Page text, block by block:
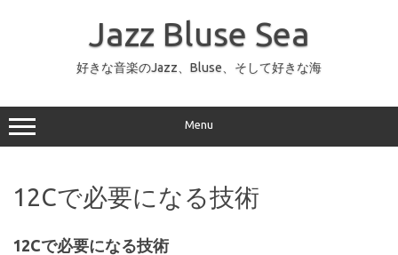
ッ
プ
Jazz Bluse Sea
好きな音楽のJazz、Bluse、そして好きな海
Menu
12Cで必要になる技術
12Cで必要になる技術